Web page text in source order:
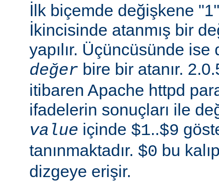
İlk biçemde değişkene
İkincisinde atanmış bir
yapılır. Üçüncüsünde
değer bire bir atanır.
itibaren Apache httpd
ifadelerin sonuçları ile
value içinde $1..$9
tanınmaktadır. $0 bu
dizgeye erişir.